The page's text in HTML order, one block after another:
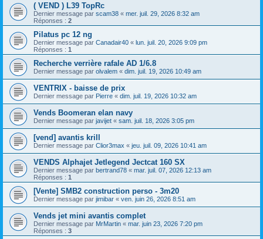
( VEND ) L39 TopRc
Dernier message par scam38 « mer. juil. 29, 2026 8:32 am
Réponses : 2
Pilatus pc 12 ng
Dernier message par Canadair40 « lun. juil. 20, 2026 9:09 pm
Réponses : 1
Recherche verrière rafale AD 1/6.8
Dernier message par olvalem « dim. juil. 19, 2026 10:49 am
VENTRIX - baisse de prix
Dernier message par Pierre « dim. juil. 19, 2026 10:32 am
Vends Boomeran elan navy
Dernier message par javijet « sam. juil. 18, 2026 3:05 pm
[vend] avantis krill
Dernier message par Clior3max « jeu. juil. 09, 2026 10:41 am
VENDS Alphajet Jetlegend Jectcat 160 SX
Dernier message par bertrand78 « mar. juil. 07, 2026 12:13 am
Réponses : 1
[Vente] SMB2 construction perso - 3m20
Dernier message par jimibar « ven. juin 26, 2026 8:51 am
Vends jet mini avantis complet
Dernier message par MrMartin « mar. juin 23, 2026 7:20 pm
Réponses : 3